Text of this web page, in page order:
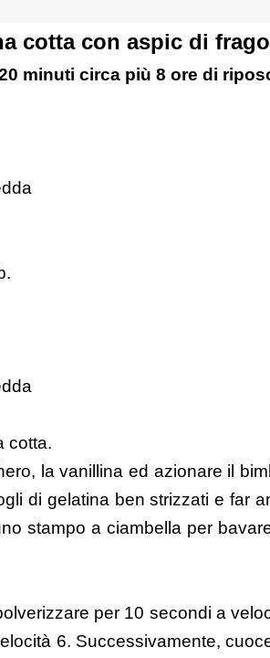
cotta con aspic di
minuti circa più 8 ore di
cotta.
la vanillina ed azionare il
di gelatina ben strizzati e far
stampo a ciambella per
per 10 secondi a
6. Successivamente,